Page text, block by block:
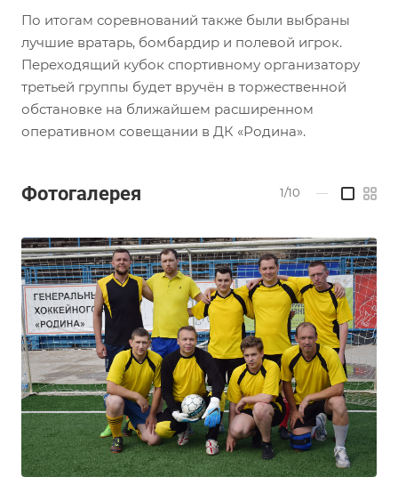
По итогам соревнований также были выбраны
лучшие вратарь, бомбардир и полевой игрок.
Переходящий кубок спортивному организатору
третьей группы будет вручён в торжественной
обстановке на ближайшем расширенном
оперативном совещании в ДК «Родина».
Фотогалерея 1/10 —